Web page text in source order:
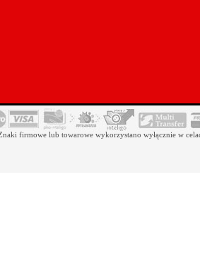
firmowe lub towarowe wykorzystano wyłącznie w